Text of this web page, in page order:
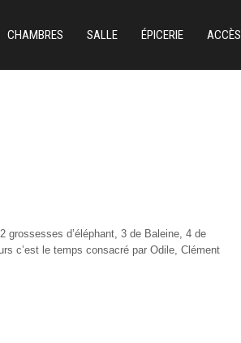
CHAMBRES SALLE ÉPICERIE ACCÈS
grossesses d’éléphant, 3 de Baleine, 4 de
c’est le temps consacré par Odile, Clément